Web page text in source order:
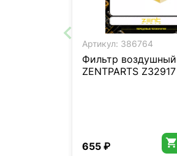
Артикул: 386764
Фильтр воздушный
ZENTPARTS Z32917
655 ₽ 